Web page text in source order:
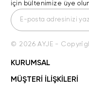
için bültenimize üye
© 2026 AYJE -
KURUMSAL
MÜŞTERİ İLİŞKİLERİ